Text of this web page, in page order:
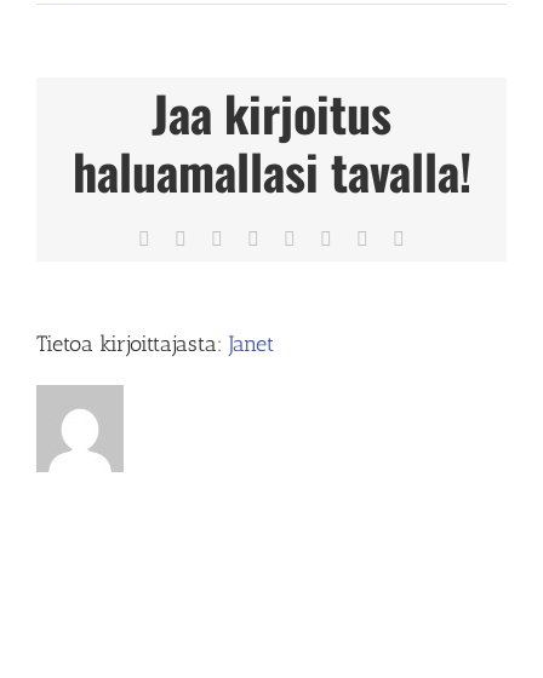
Fysioterapia
Juva
Jaa kirjoitus
haluamallasi tavalla!
Facebook Reddit LinkedIn
TumblrPinterest
Tietoa kirjoittajasta: Janet